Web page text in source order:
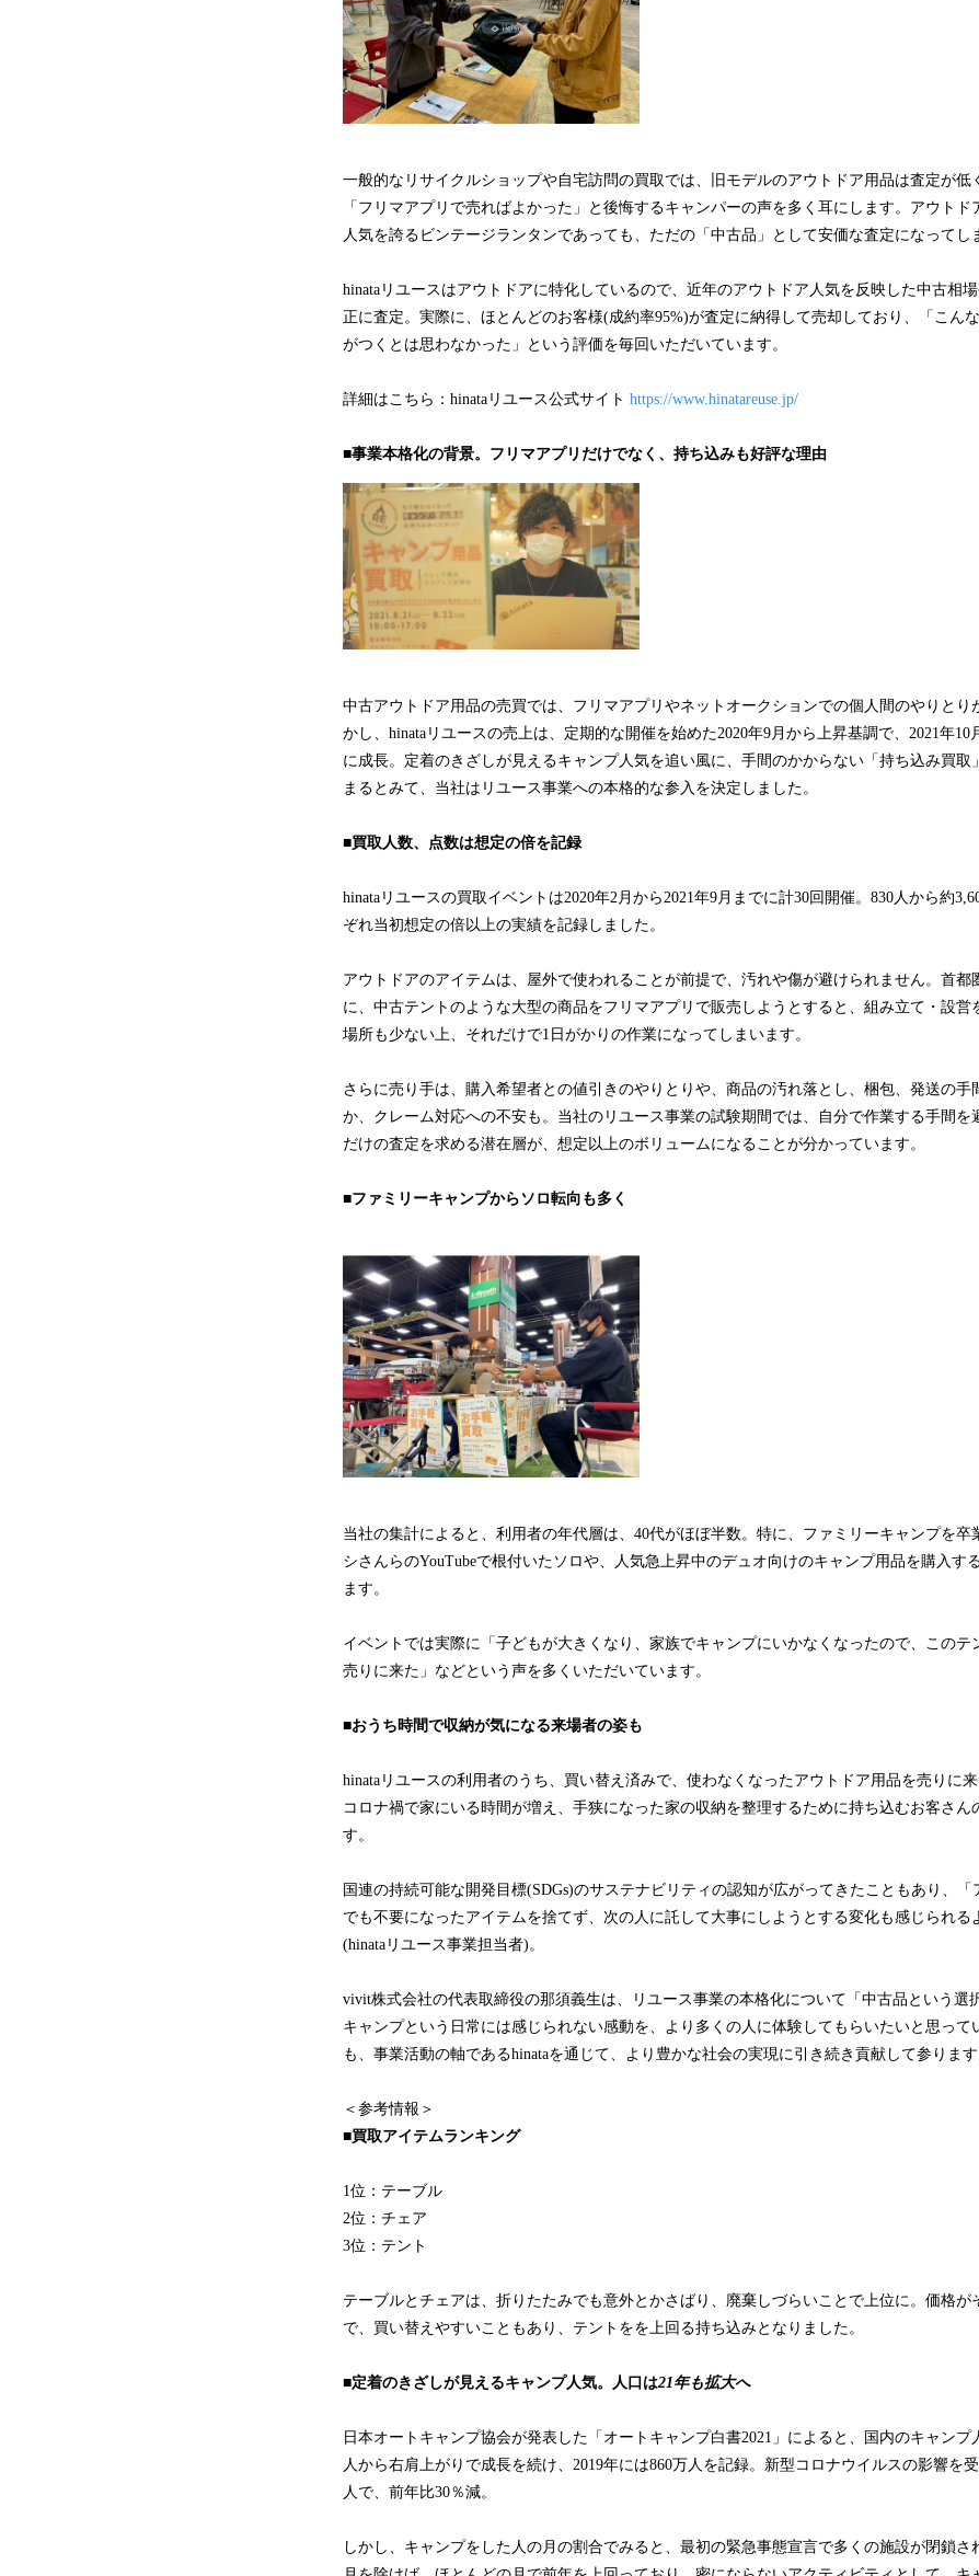
一般的なリサイクルショップや自宅訪問の買取では、旧モデルのアウトドア用品は査定が低
「フリマアプリで売ればよかった」と後悔するキャンパーの声を多く耳にします。アウトド
人気を誇るビンテージランタンであっても、ただの「中古品」として安価な査定になってし
hinataリユースはアウトドアに特化しているので、近年のアウトドア人気を反映した中古相
正に査定。実際に、ほとんどのお客様(成約率95%)が査定に納得して売却しており、「こん
がつくとは思わなかった」という評価を毎回いただいています。
詳細はこちら：hinataリユース公式サイト https://www.hinatareuse.jp/
■事業本格化の背景。フリマアプリだけでなく、持ち込みも好評な理由
中古アウトドア用品の売買では、フリマアプリやネットオークションでの個人間のやりとり
かし、hinataリユースの売上は、定期的な開催を始めた2020年9月から上昇基調で、2021年10
に成長。定着のきざしが見えるキャンプ人気を追い風に、手間のかからない「持ち込み買取
まるとみて、当社はリユース事業への本格的な参入を決定しました。
■買取人数、点数は想定の倍を記録
hinataリユースの買取イベントは2020年2月から2021年9月までに計30回開催。830人から約
ぞれ当初想定の倍以上の実績を記録しました。
アウトドアのアイテムは、屋外で使われることが前提で、汚れや傷が避けられません。首都
に、中古テントのような大型の商品をフリマアプリで販売しようとすると、組み立て・設営
場所も少ない上、それだけで1日がかりの作業になってしまいます。
さらに売り手は、購入希望者との値引きのやりとりや、商品の汚れ落とし、梱包、発送の手
か、クレーム対応への不安も。当社のリユース事業の試験期間では、自分で作業する手間を
だけの査定を求める潜在層が、想定以上のボリュームになることが分かっています。
■ファミリーキャンプからソロ転向も多く
当社の集計によると、利用者の年代層は、40代がほぼ半数。特に、ファミリーキャンプを卒
シさんらのYouTubeで根付いたソロや、人気急上昇中のデュオ向けのキャンプ用品を購入す
ます。
イベントでは実際に「子どもが大きくなり、家族でキャンプにいかなくなったので、このテ
売りに来た」などという声を多くいただいています。
■おうち時間で収納が気になる来場者の姿も
hinataリユースの利用者のうち、買い替え済みで、使わなくなったアウトドア用品を売りに来
コロナ禍で家にいる時間が増え、手狭になった家の収納を整理するために持ち込むお客さん
す。
国連の持続可能な開発目標(SDGs)のサステナビリティの認知が広がってきたこともあり、「
でも不要になったアイテムを捨てず、次の人に託して大事にしようとする変化も感じられる
(hinataリユース事業担当者)。
vivit株式会社の代表取締役の那須義生は、リユース事業の本格化について「中古品という選
キャンプという日常には感じられない感動を、より多くの人に体験してもらいたいと思って
も、事業活動の軸であるhinataを通じて、より豊かな社会の実現に引き続き貢献して参ります
＜参考情報＞
■買取アイテムランキング
1位：テーブル
2位：チェア
3位：テント
テーブルとチェアは、折りたたみでも意外とかさばり、廃棄しづらいことで上位に。価格が
で、買い替えやすいこともあり、テントをを上回る持ち込みとなりました。
■定着のきざしが見えるキャンプ人気。人口は21年も拡大へ
日本オートキャンプ協会が発表した「オートキャンプ白書2021」によると、国内のキャンプ
人から右肩上がりで成長を続け、2019年には860万人を記録。新型コロナウイルスの影響を
人で、前年比30％減。
しかし、キャンプをした人の月の割合でみると、最初の緊急事態宣言で多くの施設が閉鎖さ